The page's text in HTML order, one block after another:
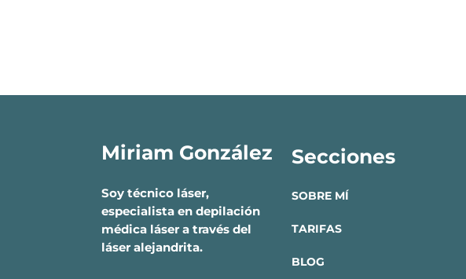
Miriam González
Soy técnico láser,
especialista en depilación
médica láser a través del
láser alejandrita.
Secciones
SOBRE MÍ
TARIFAS
BLOG